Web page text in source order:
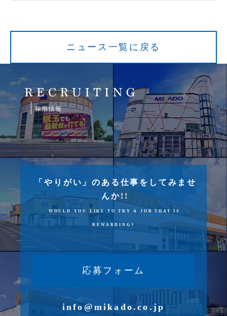
ニュース一覧に戻る
採用情報
「やりがい」のある仕事をしてみませ
んか!!
WOULD YOU LIKE TO TRY A JOB THAT IS
REWARDING?
応募フォーム
info@mikado.co.jp